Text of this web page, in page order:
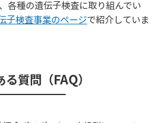
各種の遺伝子検査に取り組んでい
子検査事業のページで紹介していま
る質問（FAQ）